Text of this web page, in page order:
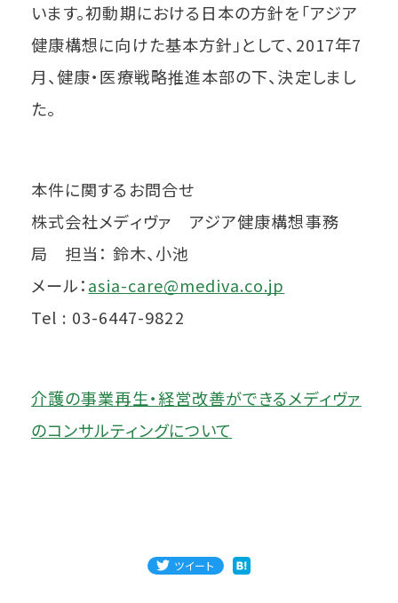
います。初動期における日本の方針を「アジア
健康構想に向けた基本方針」として、2017年7
月、健康・医療戦略推進本部の下、決定しまし
た。
本件に関するお問合せ
株式会社メディヴァ アジア健康構想事務
局 担当： 鈴木、小池
メール：asia-care@mediva.co.jp
Tel : 03-6447-9822
介護の事業再生・経営改善ができるメディヴァ
のコンサルティングについて
ツイート